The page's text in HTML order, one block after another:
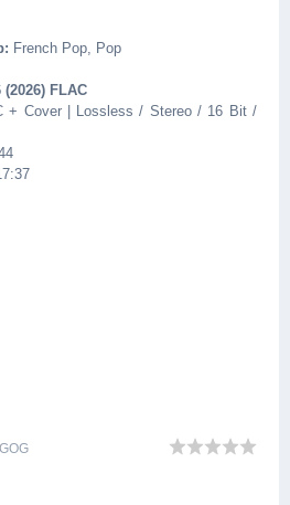
French Pop, Pop
(2026) FLAC
+ Cover | Lossless / Stereo / 16 Bit /